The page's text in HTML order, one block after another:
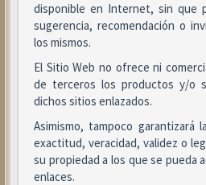
disponible en Internet, sin que
sugerencia, recomendación o
los mismos.
El Sitio Web no ofrece ni
de terceros los productos y/o
dichos sitios enlazados.
Asimismo, tampoco garantizará
exactitud, veracidad, validez o
su propiedad a los que se pueda
enlaces.